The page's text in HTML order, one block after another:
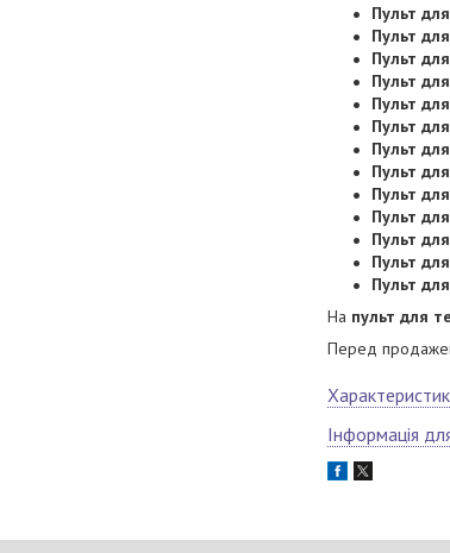
Пульт
Пульт
Пульт
Пульт
Пульт
Пульт
Пульт
Пульт
Пульт
Пульт
Пульт
Пульт
Пульт
На пульт для
Перед
Інформація